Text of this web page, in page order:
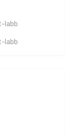
labb
labb